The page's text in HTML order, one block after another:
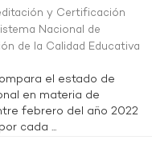
y Certificación
Nacional de
de la Calidad Educativa
el estado de
en materia de
febrero del año 2022
cada ...